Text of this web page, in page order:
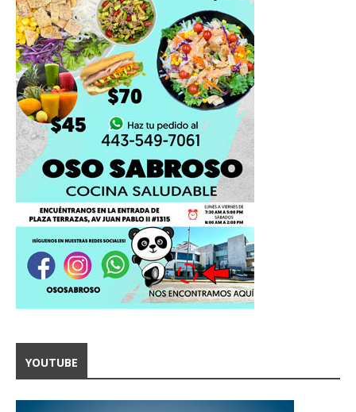
YOUTUBE